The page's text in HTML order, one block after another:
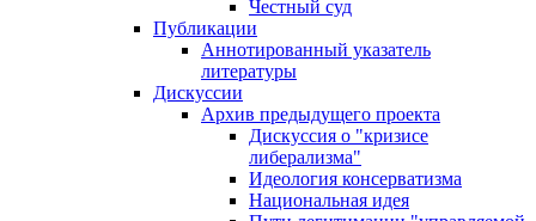
Честный суд
Публикации
Аннотированный указатель
литературы
Дискуссии
Архив предыдущего проекта
Дискуссия о "кризисе
либерализма"
Идеология консерватизма
Национальная идея